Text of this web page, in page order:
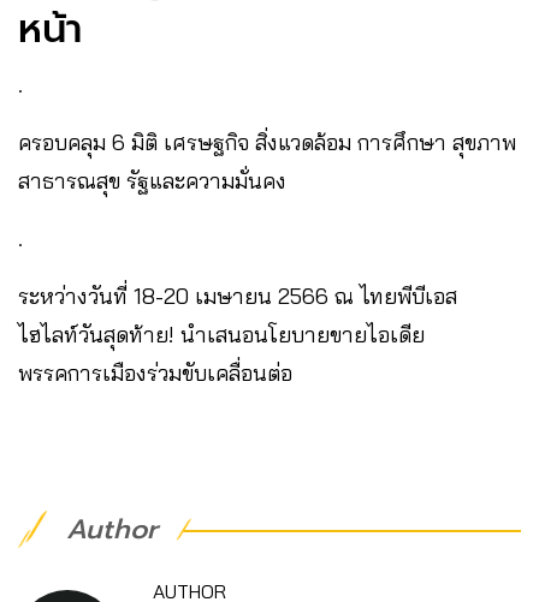
หน้า
.
ครอบคลุม 6 มิติ เศรษฐกิจ สิ่งแวดล้อม การศึกษา สุขภาพ
สาธารณสุข รัฐและความมั่นคง
.
ระหว่างวันที่ 18-20 เมษายน 2566 ณ ไทยพีบีเอส
ไฮไลท์วันสุดท้าย! นำเสนอนโยบายขายไอเดีย
พรรคการเมืองร่วมขับเคลื่อนต่อ
Author
AUTHOR